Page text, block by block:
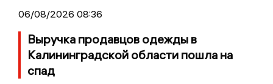
06/08/2026 08:36
Выручка продавцов одежды в
Калининградской области пошла на
спад